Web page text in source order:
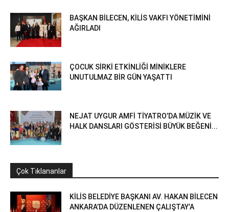
BAŞKAN BİLECEN, KİLİS VAKFI YÖNETİMİNİ
AĞIRLADI
ÇOCUK SİRKİ ETKİNLİĞİ MİNİKLERE
UNUTULMAZ BİR GÜN YAŞATTI
NEJAT UYGUR AMFİ TİYATRO’DA MÜZİK VE
HALK DANSLARI GÖSTERİSİ BÜYÜK BEĞENİ...
Çok Tıklananlar
KİLİS BELEDİYE BAŞKANI AV. HAKAN BİLECEN
ANKARA’DA DÜZENLENEN ÇALIŞTAY’A